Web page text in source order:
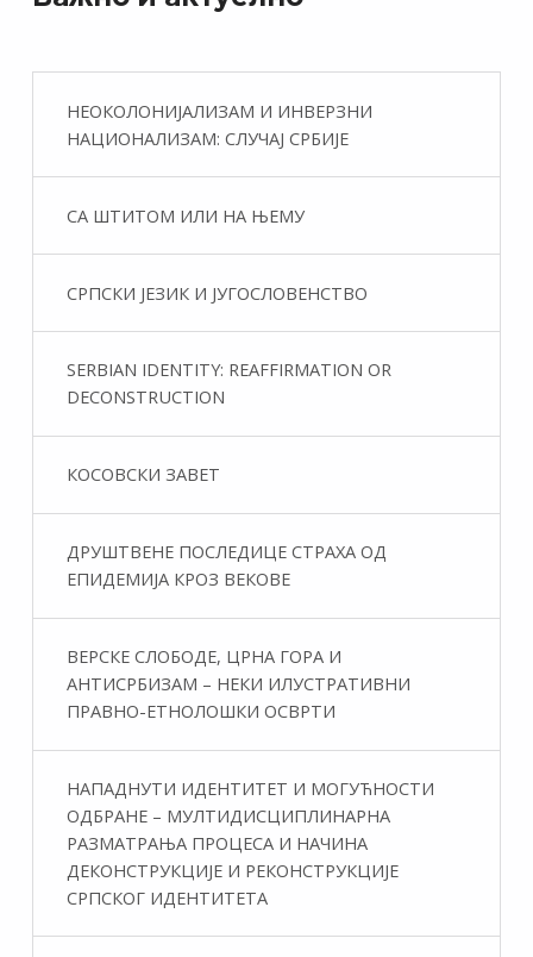
НЕОКОЛОНИЈАЛИЗАМ И ИНВЕРЗНИ
НАЦИОНАЛИЗАМ: СЛУЧАЈ СРБИЈЕ
СА ШТИТОМ ИЛИ НА ЊЕМУ
СРПСКИ ЈЕЗИК И ЈУГОСЛОВЕНСТВО
SERBIAN IDENTITY: REAFFIRMATION OR
DECONSTRUCTION
КОСОВСКИ ЗАВЕТ
ДРУШТВЕНЕ ПОСЛЕДИЦЕ СТРАХА ОД
ЕПИДЕМИЈА КРОЗ ВЕКОВЕ
ВЕРСКЕ СЛОБОДЕ, ЦРНА ГОРА И
АНТИСРБИЗАМ – НЕКИ ИЛУСТРАТИВНИ
ПРАВНО-ЕТНОЛОШКИ ОСВРТИ
НАПАДНУТИ ИДЕНТИТЕТ И МОГУЋНОСТИ
ОДБРАНЕ – МУЛТИДИСЦИПЛИНАРНА
РАЗМАТРАЊА ПРОЦЕСА И НАЧИНА
ДЕКОНСТРУКЦИЈЕ И РЕКОНСТРУКЦИЈЕ
СРПСКОГ ИДЕНТИТЕТА